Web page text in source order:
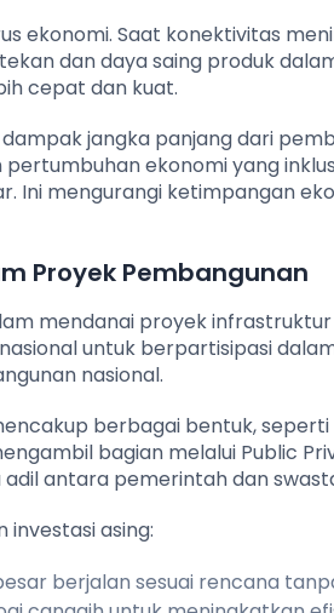
ekonomi. Saat konektivitas
dan daya saing produk
cepat dan kuat.
jangka panjang dari
ekonomi yang
Ini mengurangi ketimpangan
Proyek Pembangunan
mendanai proyek
untuk berpartisipasi
nasional.
berbagai bentuk,
bagian melalui Public
antara pemerintah dan
asing:
berjalan sesuai rencana